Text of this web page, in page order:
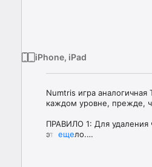
iPhone, iPad
Numtris игра
каждом уровне, прежде,
ПРАВИЛО 1: Для удаления
это число.
еще